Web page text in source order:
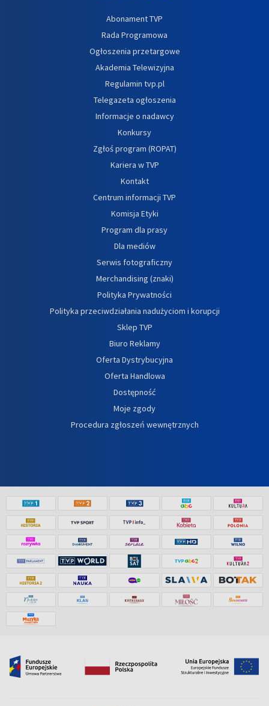
Abonament TVP
Rada Programowa
Ogłoszenia przetargowe
Akademia Telewizyjna
Regulamin tvp.pl
Telegazeta ogłoszenia
Informacje o nadawcy
Konkursy
Zgłoś program (ROPAT)
Kariera w TVP
Kontakt
Centrum informacji TVP
Komisja Etyki
Program dla prasy
Dla mediów
Serwis fotograficzny
Merchandising (znaki)
Polityka Prywatności
Polityka przeciwdziałania nadużyciom i korupcji
Sklep TVP
Biuro Reklamy
Oferta Dystrybucyjna
Oferta Handlowa
Dostępność
Moje zgody
Procedura zgłoszeń wewnętrznych